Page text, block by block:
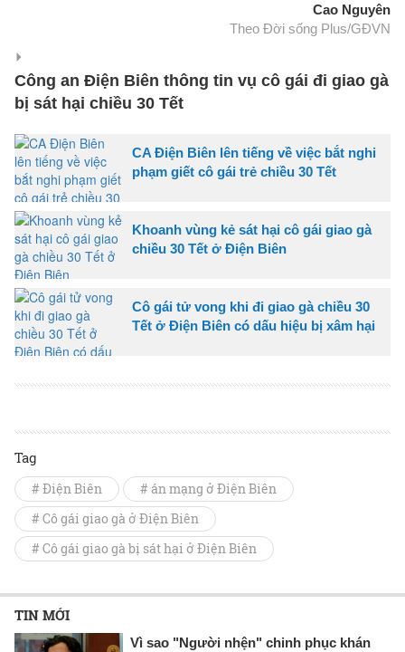
Cao Nguyên
Theo Đời sống Plus/GĐVN
Công an Điện Biên thông tin vụ cô gái đi giao gà
bị sát hại chiều 30 Tết
CA Điện Biên lên tiếng về việc bắt nghi
phạm giết cô gái trẻ chiều 30 Tết
Khoanh vùng kẻ sát hại cô gái giao gà
chiều 30 Tết ở Điện Biên
Cô gái tử vong khi đi giao gà chiều 30
Tết ở Điện Biên có dấu hiệu bị xâm hại
Tag
# Điện Biên
# án mạng ở Điện Biên
# Cô gái giao gà ở Điện Biên
# Cô gái giao gà bị sát hại ở Điện Biên
TIN MỚI
Vì sao "Người nhện" chinh phục khán